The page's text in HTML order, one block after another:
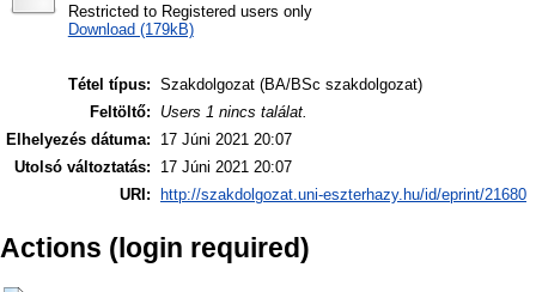
Restricted to Registered users only
Download (179kB)
Tétel típus: Szakdolgozat (BA/BSc szakdolgozat)
Feltöltő:
Users 1 nincs találat.
Elhelyezés dátuma:
17 Júni 2021 20:07
Utolsó változtatás:
17 Júni 2021 20:07
URI:
http://szakdolgozat.uni-eszterhazy.hu/id/eprint/21680
Actions (login required)